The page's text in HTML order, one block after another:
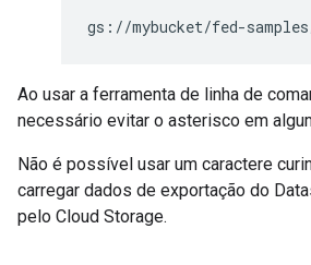
Ao usar a ferramenta de linha de
necessário evitar o asterisco em
Não é possível usar um caractere
carregar dados de exportação do
pelo Cloud Storage.